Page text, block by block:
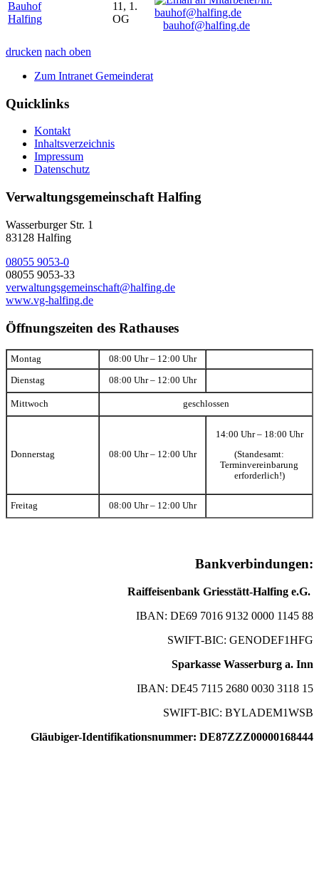
Bauhof
Halfing
11, 1.
OG
bauhof@halfing.de
drucken nach oben
Zum Intranet Gemeinderat
Quicklinks
Kontakt
Inhaltsverzeichnis
Impressum
Datenschutz
Verwaltungsgemeinschaft Halfing
Wasserburger Str. 1
83128 Halfing
08055 9053-0
08055 9053-33
verwaltungsgemeinschaft@halfing.de
www.vg-halfing.de
Öffnungszeiten des Rathauses
Montag 08:00 Uhr – 12:00 Uhr
Dienstag 08:00 Uhr – 12:00 Uhr
Mittwoch geschlossen
Donnerstag 08:00 Uhr – 12:00 Uhr
14:00 Uhr – 18:00 Uhr
(Standesamt:
Terminvereinbarung
erforderlich!)
Freitag 08:00 Uhr – 12:00 Uhr
Bankverbindungen:
Raiffeisenbank Griesstätt-Halfing e.G.
IBAN: DE69 7016 9132 0000 1145 88
SWIFT-BIC: GENODEF1HFG
Sparkasse Wasserburg a. Inn
IBAN: DE45 7115 2680 0030 3118 15
SWIFT-BIC: BYLADEM1WSB
Gläubiger-Identifikationsnummer: DE87ZZZ00000168444